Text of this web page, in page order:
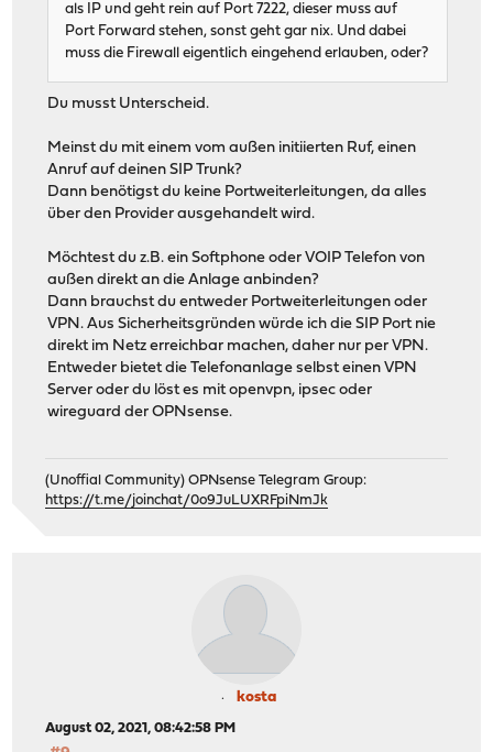
als IP und geht rein auf Port 7222, dieser muss auf
Port Forward stehen, sonst geht gar nix. Und dabei
muss die Firewall eigentlich eingehend erlauben, oder?
Du musst Unterscheid.
Meinst du mit einem vom außen initiierten Ruf, einen
Anruf auf deinen SIP Trunk?
Dann benötigst du keine Portweiterleitungen, da alles
über den Provider ausgehandelt wird.
Möchtest du z.B. ein Softphone oder VOIP Telefon von
außen direkt an die Anlage anbinden?
Dann brauchst du entweder Portweiterleitungen oder
VPN. Aus Sicherheitsgründen würde ich die SIP Port nie
direkt im Netz erreichbar machen, daher nur per VPN.
Entweder bietet die Telefonanlage selbst einen VPN
Server oder du löst es mit openvpn, ipsec oder
wireguard der OPNsense.
(Unoffial Community) OPNsense Telegram Group:
https://t.me/joinchat/0o9JuLUXRFpiNmJk
kosta
August 02, 2021, 08:42:58 PM